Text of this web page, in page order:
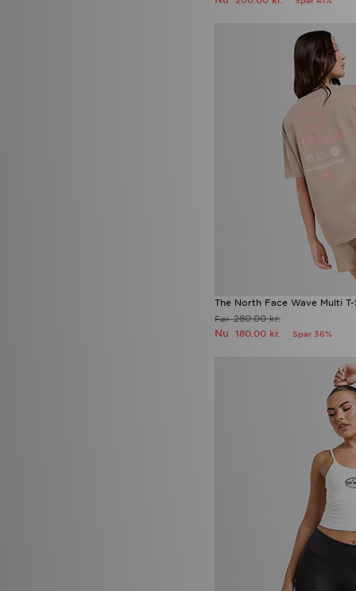
The North Face Wave Multi T-
Før280.00 kr.
Nu 180.00 kr. Spar 36%